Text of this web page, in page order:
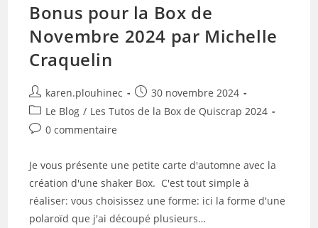
Bonus pour la Box de
Novembre 2024 par Michelle
Craquelin
Auteur/autrice
de
la
publication :
karen.plouhinec
Publication
publiée :
30 novembre 2024
Post
category:
Le Blog / Les Tutos de la Box de Quiscrap 2024
Commentaires
la
publication :
0 commentaire
Je vous présente une petite carte d'automne avec la
création d'une shaker Box. C'est tout simple à
réaliser: vous choisissez une forme: ici la forme d'une
polaroïd que j'ai découpé plusieurs…